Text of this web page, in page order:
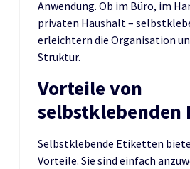
Anwendung. Ob im Büro, im
privaten Haushalt –
erleichtern die Organisation
Struktur.
Vorteile von
selbstklebenden
Selbstklebende Etiketten
Vorteile. Sie sind einfach